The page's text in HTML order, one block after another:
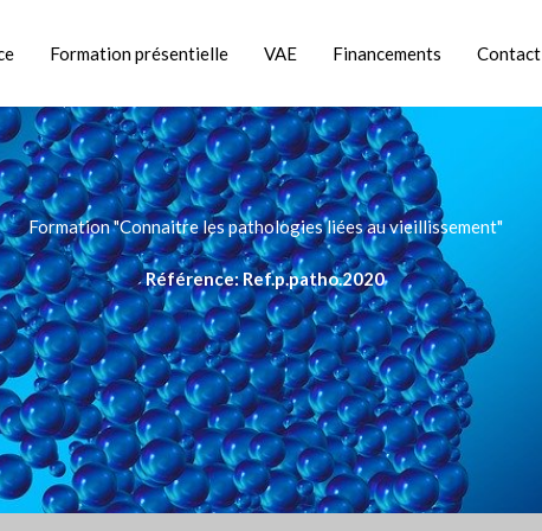
Formation présentielle VAE Financements Contact
Formation "Connaitre les pathologies liées au vieillissement"
Référence: Ref.p.patho.2020